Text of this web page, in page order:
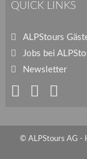
QUICK LINKS
ALPStours
Jobs bei
Newsletter
© ALPStours AG -